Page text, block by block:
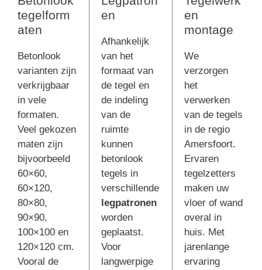
tegelform
aten
Betonlook
varianten zijn
verkrijgbaar
in vele
formaten.
Veel gekozen
maten zijn
bijvoorbeeld
60×60,
60×120,
80×80,
90×90,
100×100 en
120×120 cm.
Vooral de
en
Afhankelijk
van het
formaat van
de tegel en
de indeling
van de
ruimte
kunnen
betonlook
tegels in
verschillende
legpatronen
worden
geplaatst.
Voor
langwerpige
en
montage
We
verzorgen
het
verwerken
van de tegels
in de regio
Amersfoort.
Ervaren
tegelzetters
maken uw
vloer of wand
overal in
huis. Met
jarenlange
ervaring